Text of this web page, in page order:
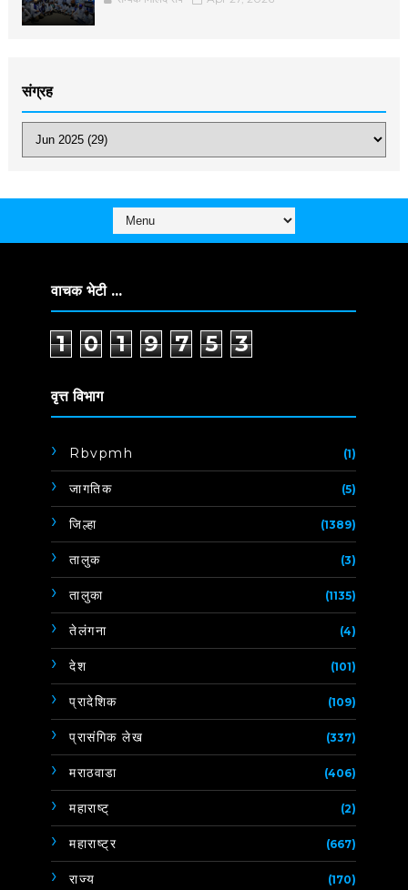
संग्रह
वाचक भेटी ...
1 0 1 9 7 5 3
वृत्त विभाग
Rbvpmh (1)
जागतिक (5)
जिल्हा (1389)
तालुक (3)
तालुका (1135)
तेलंगना (4)
देश (101)
प्रादेशिक (109)
प्रासंगिक लेख (337)
मराठवाडा (406)
महाराष्ट् (2)
महाराष्ट्र (667)
राज्य (170)